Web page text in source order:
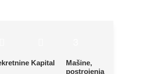
Kapital
Mašine,
postrojenja